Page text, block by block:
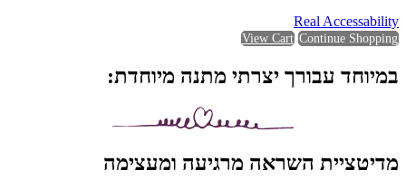
Real Accessability
View Cart Continue Shopping
במיוחד עבורך יצרתי מתנה מיוחדת:
מדיטציית השראה מרגיעה ומעצימה